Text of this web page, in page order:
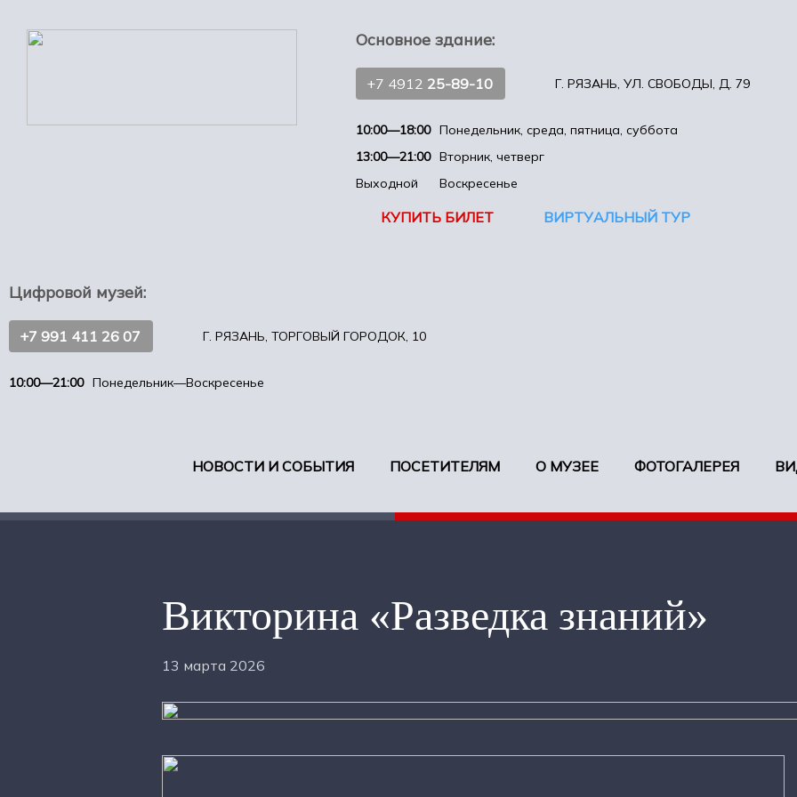
Основное здание:
+7 4912 25-89-10 Г. РЯЗАНЬ, УЛ. СВОБОДЫ, Д. 79
10:00—18:00 Понедельник, среда, пятница, суббота
13:00—21:00 Вторник, четверг
Выходной
Воскресенье
КУПИТЬ БИЛЕТ ВИРТУАЛЬНЫЙ ТУР
Цифровой музей:
+7 991 411 26 07 Г. РЯЗАНЬ, ТОРГОВЫЙ ГОРОДОК, 10
10:00—21:00 Понедельник—Воскресенье
НОВОСТИ И СОБЫТИЯ ПОСЕТИТЕЛЯМ О МУЗЕЕ ФОТОГАЛЕРЕЯ
Викторина «Разведка знаний»
13 марта 2026